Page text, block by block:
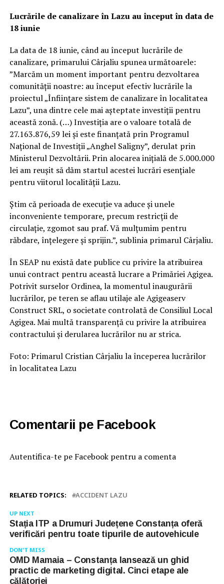
Lucrările de canalizare în Lazu au început în data de
18 iunie
La data de 18 iunie, când au început lucrările de
canalizare, primarului Cârjaliu spunea următoarele:
”Marcăm un moment important pentru dezvoltarea
comunității noastre: au început efectiv lucrările la
proiectul „Înființare sistem de canalizare în localitatea
Lazu”, una dintre cele mai așteptate investiții pentru
această zonă. (…) Investiția are o valoare totală de
27.163.876,59 lei și este finanțată prin Programul
Național de Investiții „Anghel Saligny”, derulat prin
Ministerul Dezvoltării. Prin alocarea inițială de 5.000.000
lei am reușit să dăm startul acestei lucrări esențiale
pentru viitorul localității Lazu.
Știm că perioada de execuție va aduce și unele
inconveniente temporare, precum restricții de
circulație, zgomot sau praf. Vă mulțumim pentru
răbdare, înțelegere și sprijin.”, sublinia primarul Cârjaliu.
În SEAP nu există date publice cu privire la atribuirea
unui contract pentru această lucrare a Primăriei Agigea.
Potrivit surselor Ordinea, la momentul inaugurării
lucrărilor, pe teren se aflau utilaje ale Agigeaserv
Construct SRL, o societate controlată de Consiliul Local
Agigea. Mai multă transparență cu privire la atribuirea
contractului și derularea lucrărilor nu ar strica.
Foto: Primarul Cristian Cârjaliu la începerea lucrărilor
în localitatea Lazu
Comentarii pe Facebook
Autentifica-te pe Facebook pentru a comenta
RELATED TOPICS: ACCIDENT LAZU
UP NEXT
Stația ITP a Drumuri Județene Constanța oferă
verificări pentru toate tipurile de autovehicule
DON'T MISS
OMD Mamaia – Constanța lansează un ghid
practic de marketing digital. Cinci etape ale
călătoriei